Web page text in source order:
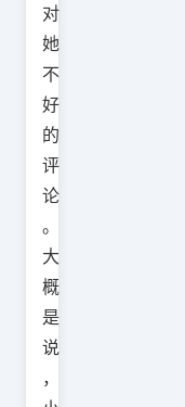
对
她
不
好
的
评
论
。
大
概
是
说
，